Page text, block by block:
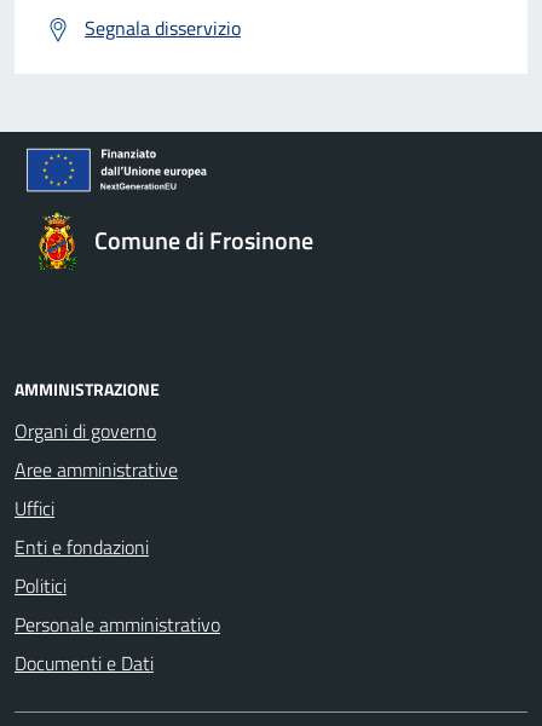
Segnala disservizio
Comune di Frosinone
AMMINISTRAZIONE
Organi di governo
Aree amministrative
Uffici
Enti e fondazioni
Politici
Personale amministrativo
Documenti e Dati